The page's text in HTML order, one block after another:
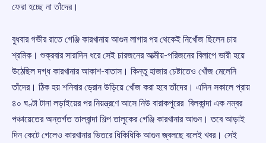
ফেরা হচ্ছে না তাঁদের।
বুধবার গভীর রাতে গেঞ্জি কারখানায় আগুন লাগার পর থেকেই নিখোঁজ ছিলেন চার
শ্রমিক। শুক্রবার সারাদিন ধরে সেই চারজনের আত্মীয়-পরিজনের বিলাপে ভারী হয়ে
উঠেছিল দগ্ধ কারখানার আকাশ-বাতাস। কিন্তু হাজার চেষ্টাতেও খোঁজ মেলেনি
তাঁদের। ঠিক হয় শনিবার ড্রোন উড়িয়ে খোঁজ করা হবে তাঁদের। এদিন সকালে প্রায়
৪০ ঘণ্টা টানা লড়াইয়ের পর নিয়ন্ত্রণে আসে নিউ বারাকপুরের বিলকান্দা এক নম্বর
পঞ্চায়েতের অন্তর্গত তালবান্দা শিল্প তালুকের গেঞ্জি কারখানার আগুন। তবে আড়াই
দিন কেটে গেলেও কারখানার ভিতরে ধিকিধিকি আগুন জ্বলছে বলেই খবর। সেই